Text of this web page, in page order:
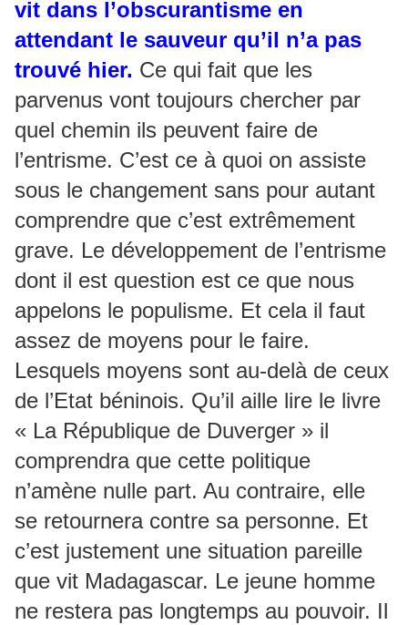
vit dans l’obscurantisme en
attendant le sauveur qu’il n’a pas
trouvé hier. Ce qui fait que les
parvenus vont toujours chercher par
quel chemin ils peuvent faire de
l’entrisme. C’est ce à quoi on assiste
sous le changement sans pour autant
comprendre que c’est extrêmement
grave. Le développement de l’entrisme
dont il est question est ce que nous
appelons le populisme. Et cela il faut
assez de moyens pour le faire.
Lesquels moyens sont au-delà de ceux
de l’Etat béninois. Qu’il aille lire le livre
« La République de Duverger » il
comprendra que cette politique
n’amène nulle part. Au contraire, elle
se retournera contre sa personne. Et
c’est justement une situation pareille
que vit Madagascar. Le jeune homme
ne restera pas longtemps au pouvoir. Il